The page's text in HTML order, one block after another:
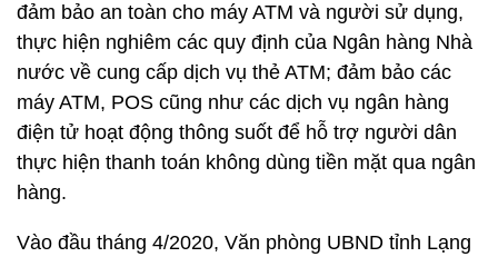
đảm bảo an toàn cho máy ATM và người sử dụng,
thực hiện nghiêm các quy định của Ngân hàng Nhà
nước về cung cấp dịch vụ thẻ ATM; đảm bảo các
máy ATM, POS cũng như các dịch vụ ngân hàng
điện tử hoạt động thông suốt để hỗ trợ người dân
thực hiện thanh toán không dùng tiền mặt qua ngân
hàng.
Vào đầu tháng 4/2020, Văn phòng UBND tỉnh Lạng